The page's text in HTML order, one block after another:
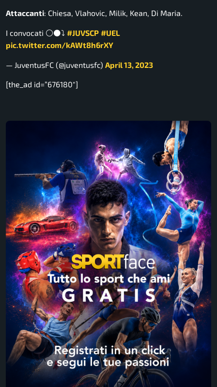
Attaccanti: Chiesa, Vlahovic, Milik, Kean, Di Maria.
I convocati ⚪️⚫️⤵️ #JUVSCP #UEL
pic.twitter.com/kAWt8h6rXY
— JuventusFC (@juventusfc) April 13, 2023
[the_ad id=”676180″]